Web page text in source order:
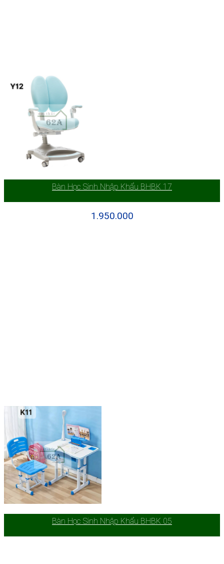
Bàn Học Sinh Nhập Khẩu BHBK 17
1.950.000
Bàn Học Sinh Nhập Khẩu BHBK 05